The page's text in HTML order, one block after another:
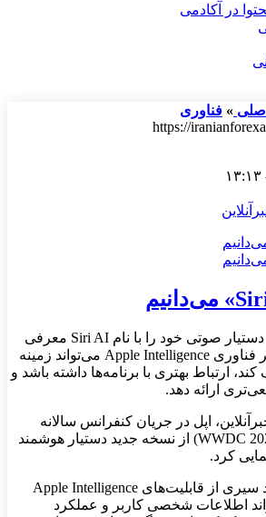
در آکادمی
» فناوری
https://
شرکت اپل نسخه جدید دستیار صوتی خود را با نام Siri AI معرفی
کرد. این نسخه با تکیه بر فناوری Apple Intelligence می‌تواند زمینه
ارتباط بهتری با برنامه‌ها داشته باشد و
ارائه دهد.
اپل در جریان کنفرانس سالانه
توسعه‌دهندگان خود (WWDC 2026) از نسخه جدید دستیار هوشمند
به گفته اپل، نسخه جدید سیری از قابلیت‌های Apple Intelligence
اطلاعات شخصی کاربر و عملکرد